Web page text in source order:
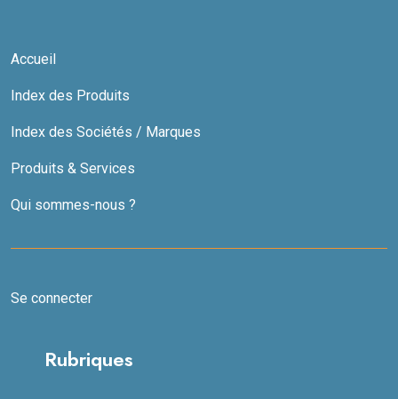
Accueil
Index des Produits
Index des Sociétés / Marques
Produits & Services
Qui sommes-nous ?
Se connecter
Rubriques